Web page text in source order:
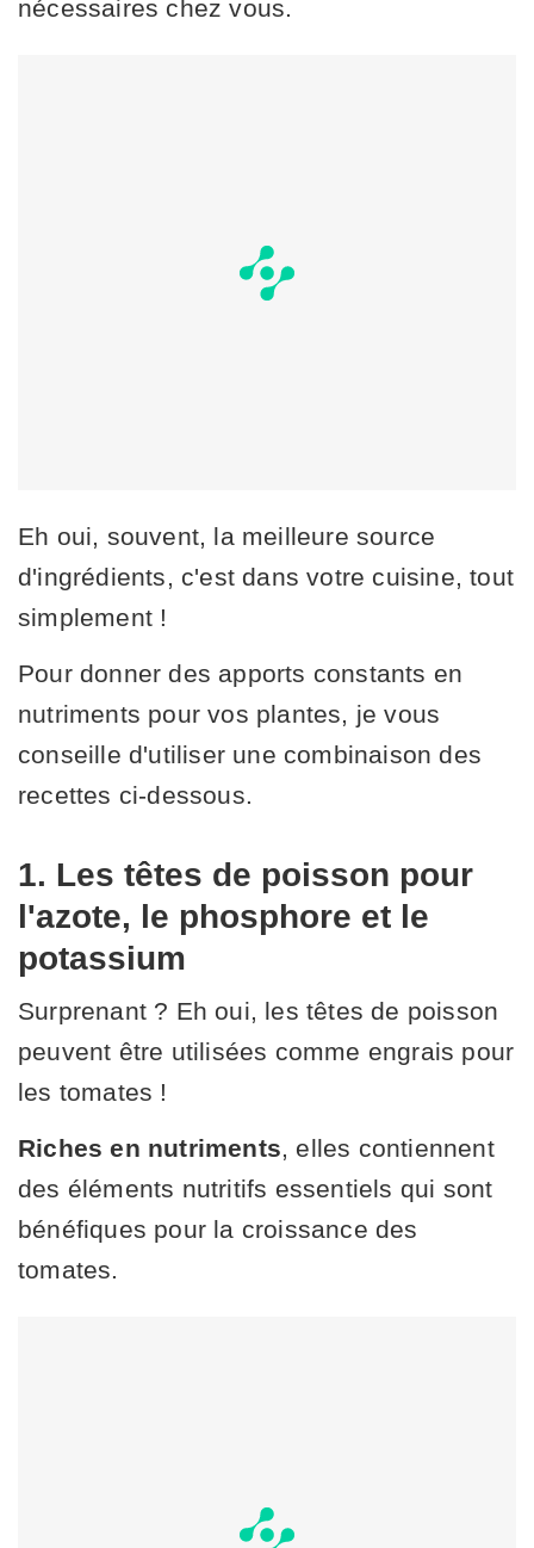
nécessaires chez vous.
Eh oui, souvent, la meilleure source
d'ingrédients, c'est dans votre cuisine, tout
simplement !
Pour donner des apports constants en
nutriments pour vos plantes, je vous
conseille d'utiliser une combinaison des
recettes ci-dessous.
1. Les têtes de poisson pour
l'azote, le phosphore et le
potassium
Surprenant ? Eh oui, les têtes de poisson
peuvent être utilisées comme engrais pour
les tomates !
Riches en nutriments , elles contiennent
des éléments nutritifs essentiels qui sont
bénéfiques pour la croissance des
tomates.